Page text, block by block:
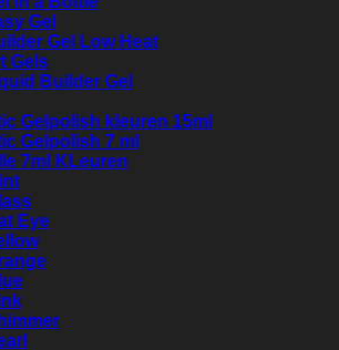
Gel
Gel Low Heat
Gels
Builder Gel
Gelpolish kleuren 15ml
Gelpolish 7 ml
7ml KLeuren
Eye